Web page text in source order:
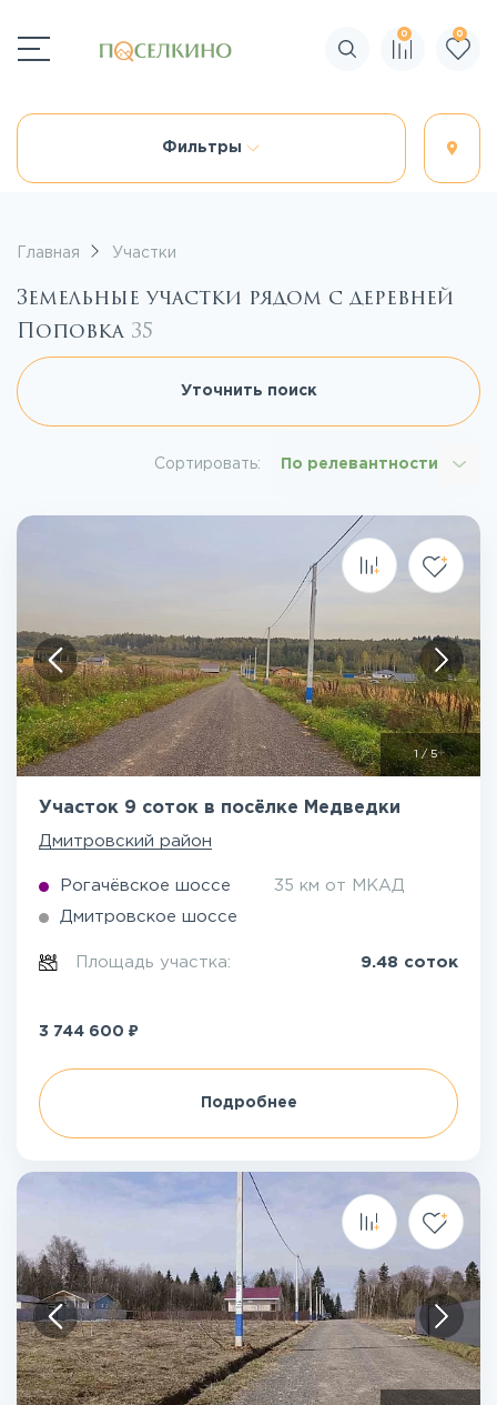
Поиск по сайту
0 0
Фильтры
Главная Участки
Земельные участки рядом с деревней
Поповка 35
Уточнить поиск
Сортировать: По релевантности
1 /5
Участок 9 соток в посёлке Медведки
Дмитровский район
Рогачёвское шоссе 35 км от МКАД
Дмитровское шоссе
Площадь участка: 9.48 соток
3 744 600 ₽
Подробнее